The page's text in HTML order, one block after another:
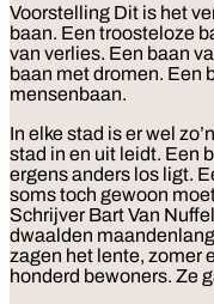
Voorstelling Dit is het
baan. Een troosteloze
van verlies. Een baan
baan met dromen. Een
mensenbaan.
In elke stad is er wel
stad in en uit leidt. Een
ergens anders los ligt.
soms toch gewoon
Schrijver Bart Van
dwaalden
zagen het lente, zomer
honderd bewoners. Ze